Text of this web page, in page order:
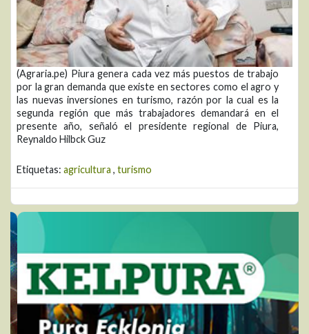
(Agraria.pe) Piura genera cada vez más puestos de trabajo
por la gran demanda que existe en sectores como el agro y
las nuevas inversiones en turismo, razón por la cual es la
segunda región que más trabajadores demandará en el
presente año, señaló el presidente regional de Piura,
Reynaldo Hilbck Guz
Etiquetas: agricultura , turismo